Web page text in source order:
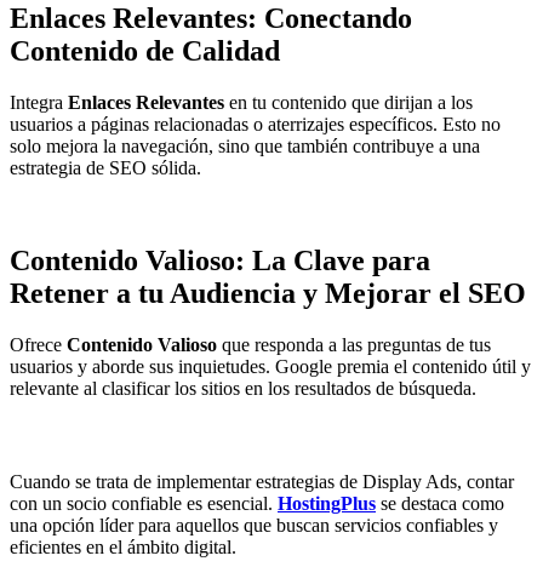
Enlaces Relevantes: Conectando
Contenido de Calidad
Integra Enlaces Relevantes en tu contenido que dirijan a los
usuarios a páginas relacionadas o aterrizajes específicos. Esto no
solo mejora la navegación, sino que también contribuye a una
estrategia de SEO sólida.
Contenido Valioso: La Clave para
Retener a tu Audiencia y Mejorar el SEO
Ofrece Contenido Valioso que responda a las preguntas de tus
usuarios y aborde sus inquietudes. Google premia el contenido útil y
relevante al clasificar los sitios en los resultados de búsqueda.
Cuando se trata de implementar estrategias de Display Ads, contar
con un socio confiable es esencial. HostingPlus se destaca como
una opción líder para aquellos que buscan servicios confiables y
eficientes en el ámbito digital.